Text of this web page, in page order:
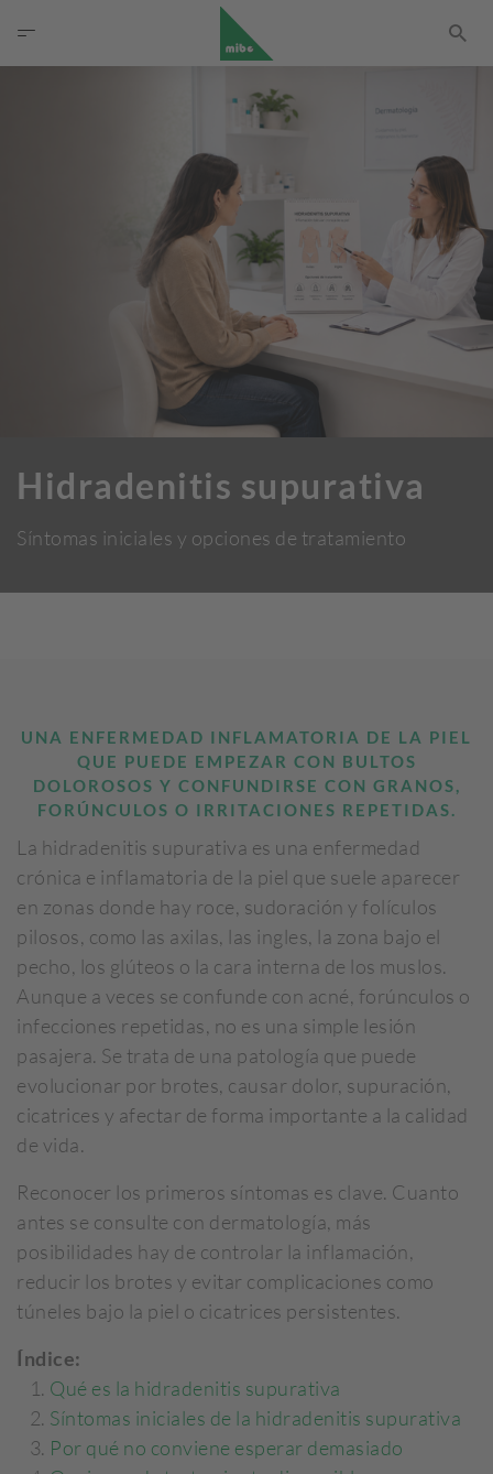
Hidradenitis supurativa
Síntomas iniciales y opciones de tratamiento
UNA ENFERMEDAD INFLAMATORIA DE LA PIEL
QUE PUEDE EMPEZAR CON BULTOS
DOLOROSOS Y CONFUNDIRSE CON GRANOS,
FORÚNCULOS O IRRITACIONES REPETIDAS.
La hidradenitis supurativa es una enfermedad
crónica e inflamatoria de la piel que suele aparecer
en zonas donde hay roce, sudoración y folículos
pilosos, como las axilas, las ingles, la zona bajo el
pecho, los glúteos o la cara interna de los muslos.
Aunque a veces se confunde con acné, forúnculos o
infecciones repetidas, no es una simple lesión
pasajera. Se trata de una patología que puede
evolucionar por brotes, causar dolor, supuración,
cicatrices y afectar de forma importante a la calidad
de vida.
Reconocer los primeros síntomas es clave. Cuanto
antes se consulte con dermatología, más
posibilidades hay de controlar la inflamación,
reducir los brotes y evitar complicaciones como
túneles bajo la piel o cicatrices persistentes.
Índice:
Qué es la hidradenitis supurativa
Síntomas iniciales de la hidradenitis supurativa
Por qué no conviene esperar demasiado